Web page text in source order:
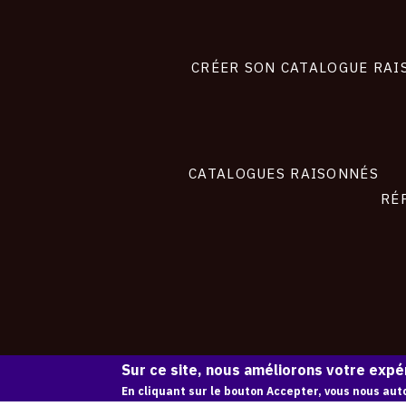
CRÉER SON CATALOGUE
CATALOGUES RAISONNÉS
Sur ce site, nous améliorons votre
En cliquant sur le bouton Accepter, vous nous